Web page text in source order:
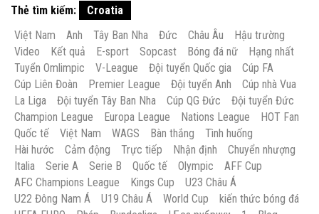
Thẻ tìm kiếm:
Croatia
Việt Nam
Anh Tây Ban Nha Đức Châu Âu
Hậu trường
Video
Kết quả E-sport Sopcast Bóng đá nữ
Hạng nhất
Tuyển Omlimpic
V-League Đội tuyển Quốc gia
Cúp FA
Cúp Liên Đoàn
Premier League Đội tuyển Anh
Cúp nhà Vua
La Liga
Đội tuyển Tây Ban Nha Cúp QG Đức
Đội tuyển Đức
Champion League
Europa League Nations League
HOT Fan
Quốc tế
Việt Nam WAGS Bàn thắng
Tình huống
Hài hước
Cảm động Trực tiếp Nhận định
Chuyển nhượng
Italia
Serie A Serie B Quốc tế Olympic
AFF Cup
AFC Champions League
Kings Cup
U23 Châu Á
U22 Đông Nam Á
U19 Châu Á World Cup
kiến thức bóng đá